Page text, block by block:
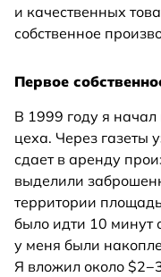
и качественных
собственное
Первое
В 1999 году я начал
цеха. Через газеты
сдает в аренду
выделили
территории
было идти 10 минут
у меня были
Я вложил около